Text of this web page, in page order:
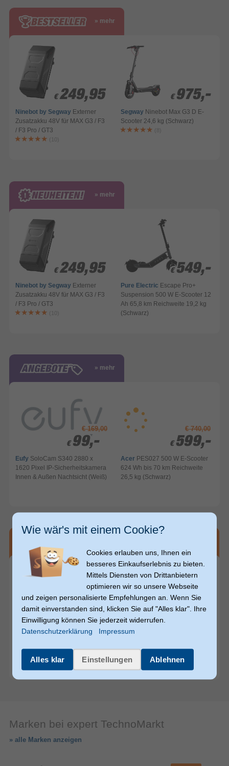
» mehr
€ 249,95
€ 249,95
Ninebot by Segway Externer
Zusatzakku 48V für MAX G3 / F3
/ F3 Pro / GT3
(10)
€ 975,-
€ 975,-
Segway Ninebot Max G3 D E-
Scooter 24,6 kg (Schwarz)
(8)
» mehr
€ 249,95
€ 249,95
Ninebot by Segway Externer
Zusatzakku 48V für MAX G3 / F3
/ F3 Pro / GT3
(10)
€ 549,-
€ 549,-
Pure Electric Escape Pro+
Suspension 500 W E-Scooter 12
Ah 65,8 km Reichweite 19,2 kg
(Schwarz)
» mehr
€ 169,00
€ 99,-
€ 99,-
Eufy SoloCam S340 2880 x
1620 Pixel IP-Sicherheitskamera
Innen & Außen Nachtsicht (Weiß)
€ 740,00
€ 599,-
€ 599,-
Acer PES027 500 W E-Scooter
624 Wh bis 70 km Reichweite
26,5 kg (Schwarz)
€ 249,95
€ 249,95
Ninebot by Segway Externer
F3 / F3 Pro / GT3
(10)
€ 549,-
€ 549,-
Pure Electric
12 Ah 65,8 km Reichweite 19,2
kg (Schwarz)
Marken bei expert TechnoMarkt
» alle Marken anzeigen
Wie wär's mit einem Cookie?
Cookies erlauben uns, Ihnen ein
besseres Einkaufserlebnis zu bieten.
Mittels Diensten von Drittanbietern
optimieren wir so unsere Webseite
und zeigen personalisierte Empfehlungen an. Wenn Sie
damit einverstanden sind, klicken Sie auf "Alles klar". Ihre
Einwilligung können Sie jederzeit widerrufen.
Datenschutzerklärung
Impressum
Alles klar Einstellungen Ablehnen